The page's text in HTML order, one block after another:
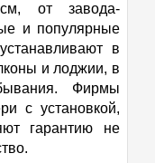
на эту
перестала
открывалась.
не сразу правда
Потом
уже
сломалась.
и теперь
на
от завода-
и популярные
в
и лоджии, в
Фирмы
с установкой,
гарантию не